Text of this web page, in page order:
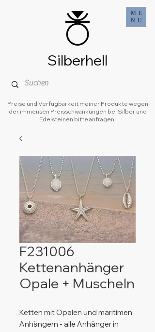
ME
NU
Preise und Verfügbarkeit meiner Produkte wegen
der immensen Preisschwankungen bei Silber und
Edelsteinen bitte anfragen!
Silberhell
F231006
Kettenanhänger
Opale + Muscheln
Ketten mit Opalen und maritimen
Anhängern - alle Anhänger in